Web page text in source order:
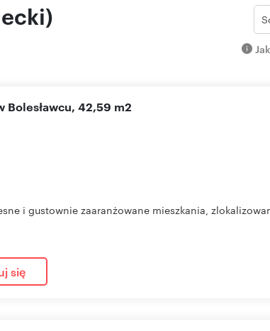
Bolesławcu, 42,59 m2
i gustownie zaaranżowane mieszkania,
się